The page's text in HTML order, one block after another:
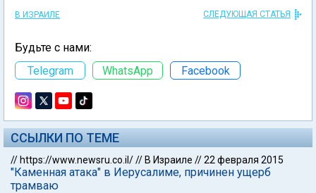
В ИЗРАИЛЕ СЛЕДУЮЩАЯ СТАТЬЯ
Будьте с нами:
Telegram
WhatsApp Facebook
ССЫЛКИ ПО ТЕМЕ
// https://www.newsru.co.il/// В Израиле //22 февраля 2015
"Каменная атака" в Иерусалиме, причинен ущерб
трамваю